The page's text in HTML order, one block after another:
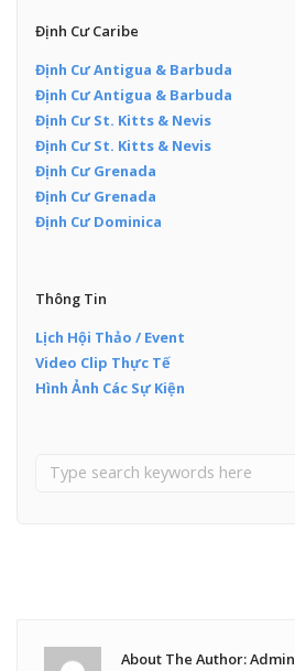
Định Cư Caribe
Định Cư Antigua & Barbuda
Định Cư Antigua & Barbuda
Định Cư St. Kitts & Nevis
Định Cư St. Kitts & Nevis
Định Cư Grenada
Định Cư Grenada
Định Cư Dominica
Thông Tin
Lịch Hội Thảo / Event
Video Clip Thực Tế
Hình Ảnh Các Sự Kiện
About The Author: Admin